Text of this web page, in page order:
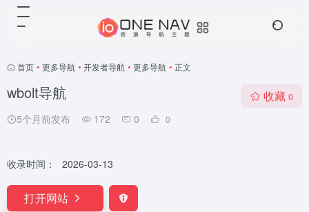
首页 • 更多导航 • 开发者导航 • 更多导航 • 正文
wbolt导航
5个月前发布 172 0 0
收藏 0
收录时间： 2026-03-13
打开网站